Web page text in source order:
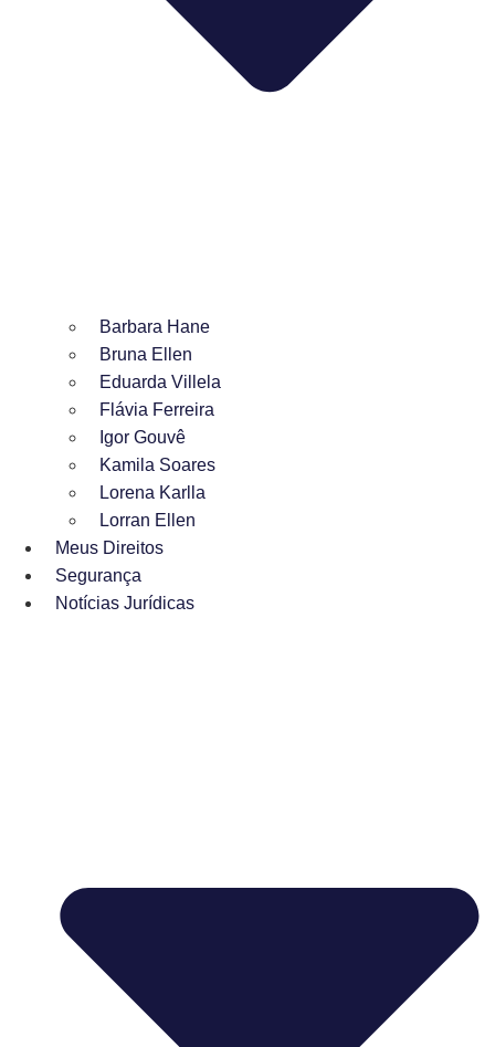
Barbara Hane
Bruna Ellen
Eduarda Villela
Flávia Ferreira
Igor Gouvê
Kamila Soares
Lorena Karlla
Lorran Ellen
Meus Direitos
Segurança
Notícias Jurídicas